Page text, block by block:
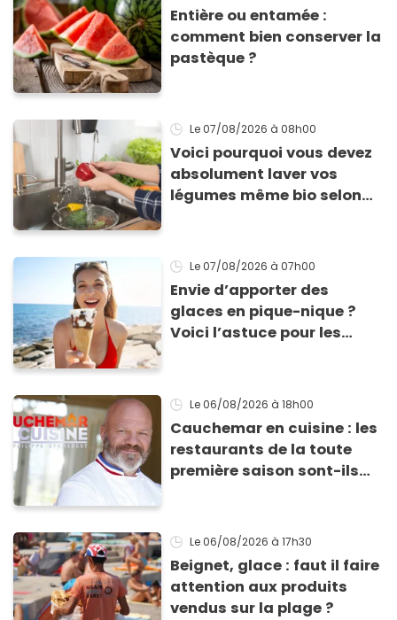
Entière ou entamée :
comment bien conserver la
pastèque ?
Le 07/08/2026 à 08h00
Voici pourquoi vous devez
absolument laver vos
légumes même bio selon
Le 07/08/2026 à 07h00
Envie d’apporter des
glaces en pique-nique ?
Voici l’astuce pour les
ne fondent !
Le 06/08/2026 à 18h00
Cauchemar en cuisine : les
restaurants de la toute
première saison sont-ils
Le 06/08/2026 à 17h30
Beignet, glace : faut il faire
attention aux produits
vendus sur la plage ?